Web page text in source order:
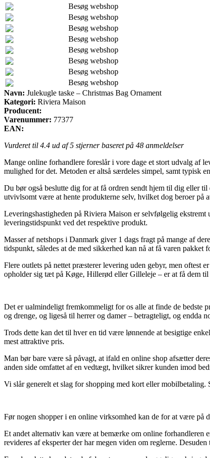
Besøg webshop
Besøg webshop
Besøg webshop
Besøg webshop
Besøg webshop
Besøg webshop
Besøg webshop
Besøg webshop
Navn: Julekugle taske – Christmas Bag Ornament
Kategori: Riviera Maison
Producent:
Varenummer: 77377
EAN:
Vurderet til 4.4 ud af 5 stjerner baseret på 48 anmeldelser
Mange online forhandlere foreslår i vore dage et stort udvalg af
mulighed for det. Metoden er altså særdeles simpel, samt typisk
Du bør også beslutte dig for at få ordren sendt hjem til dig eller
utvivlsomt være at hente produkterne selv, hvilket dog beroer på
Leveringshastigheden på Riviera Maison er selvfølgelig
leveringstidspunkt ved det respektive produkt.
Masser af netshops i Danmark giver 1 dags fragt på mange af
tidspunkt, således at de med sikkerhed kan nå at få varen pakket
Flere outlets på nettet præsterer levering uden gebyr, men oftest
opholder sig tæt på Køge, Hillerød eller Gilleleje – er at få dem til
Det er ualmindeligt fremkommeligt for os alle at finde de bedste
og drenge, og ligeså til herrer og damer – betragteligt, og endda
Trods dette kan det til hver en tid være lønnende at besigtige
mest attraktive pris.
Man bør bare være så påvagt, at ifald en online shop afsætter
anden side omfattet af en vedtægt, hvilket sikrer kunden imod
Vi slår generelt et slag for shopping med kort eller
Før nogen shopper i en online virksomhed kan de for at være på
Et andet alternativ kan være at bemærke om online forhandleren
revideres af eksperter der har megen viden om reglerne.